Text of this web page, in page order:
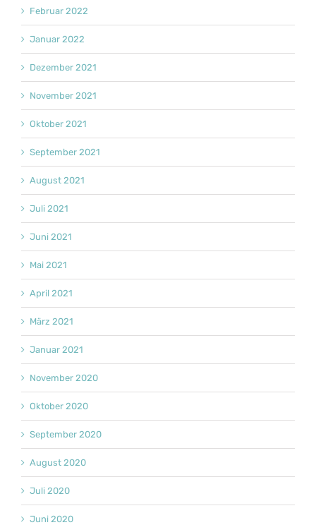
Februar 2022
Januar 2022
Dezember 2021
November 2021
Oktober 2021
September 2021
August 2021
Juli 2021
Juni 2021
Mai 2021
April 2021
März 2021
Januar 2021
November 2020
Oktober 2020
September 2020
August 2020
Juli 2020
Juni 2020